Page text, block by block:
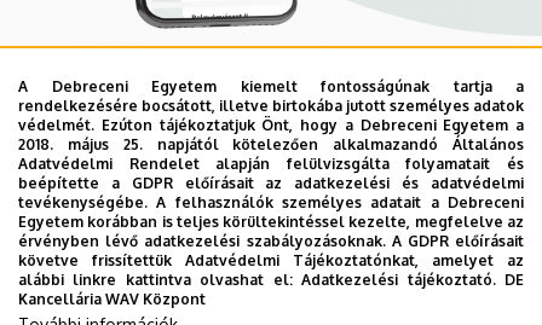
Mobil App
UD Mediversity app
Az UD Mediversity mobilalkalmazás a Debreceni Egyetem
előremutató fejlesztése, melynek célja, hogy a betegek
és a hozzátartozók egyszerűen, gyorsan
eligazodhassanak a Klinikai Központ szolgáltatásai
között, mert az Ön egészsége a mi prioritásunk. A
A Debreceni Egyetem kiemelt fontosságúnak tartja a
rendelkezésére bocsátott, illetve birtokába jutott személyes adatok
védelmét. Ezúton tájékoztatjuk Önt, hogy a Debreceni Egyetem a
2018. május 25. napjától kötelezően alkalmazandó Általános
Adatvédelmi Rendelet alapján felülvizsgálta folyamatait és
beépítette a GDPR előírásait az adatkezelési és adatvédelmi
tevékenységébe. A felhasználók személyes adatait a Debreceni
Egyetem korábban is teljes körültekintéssel kezelte, megfelelve az
érvényben lévő adatkezelési szabályozásoknak. A GDPR előírásait
követve frissítettük Adatvédelmi Tájékoztatónkat, amelyet az
alábbi linkre kattintva olvashat el:Adatkezelési tájékoztató. DE
Kancellária WAV Központ